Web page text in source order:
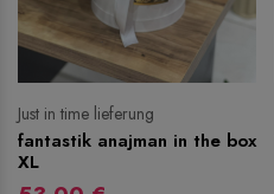
Just in time lieferung
fantastik anajman in the box
XL